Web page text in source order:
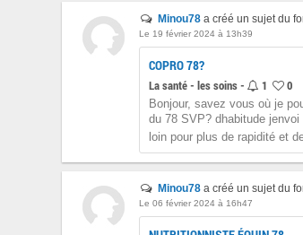
Minou78 a créé un sujet du
Le 19 février 2024 à 13h39
COPRO 78?
La santé - les soins - 1 0
Bonjour, savez vous où je
du 78 SVP? dhabitude
loin pour plus de rapidité et
Minou78 a créé un sujet du
Le 06 février 2024 à 16h47